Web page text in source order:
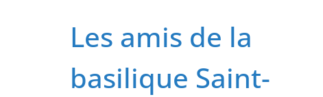
Les amis de la
basilique Saint-